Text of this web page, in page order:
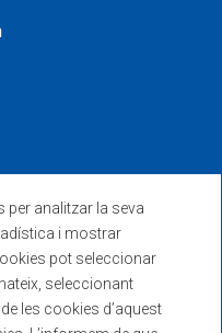
per analitzar la seva
i mostrar
pot seleccionar
seleccionant
les cookies d’aquest